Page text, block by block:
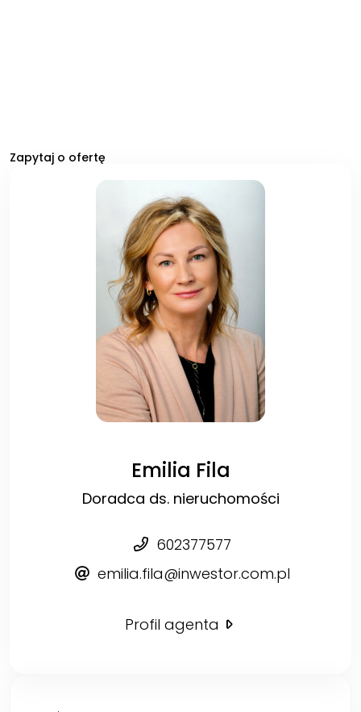
Zapytaj o ofertę
Emilia Fila
Doradca ds. nieruchomości
602377577
emilia.fila@inwestor.com.pl
Profil agenta